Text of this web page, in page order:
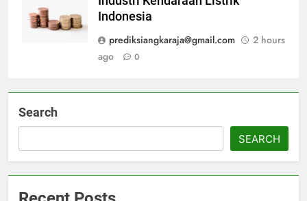
Indonesia
prediksiangkaraja@gmail.com
2 hours
ago
0
Search
SEARCH